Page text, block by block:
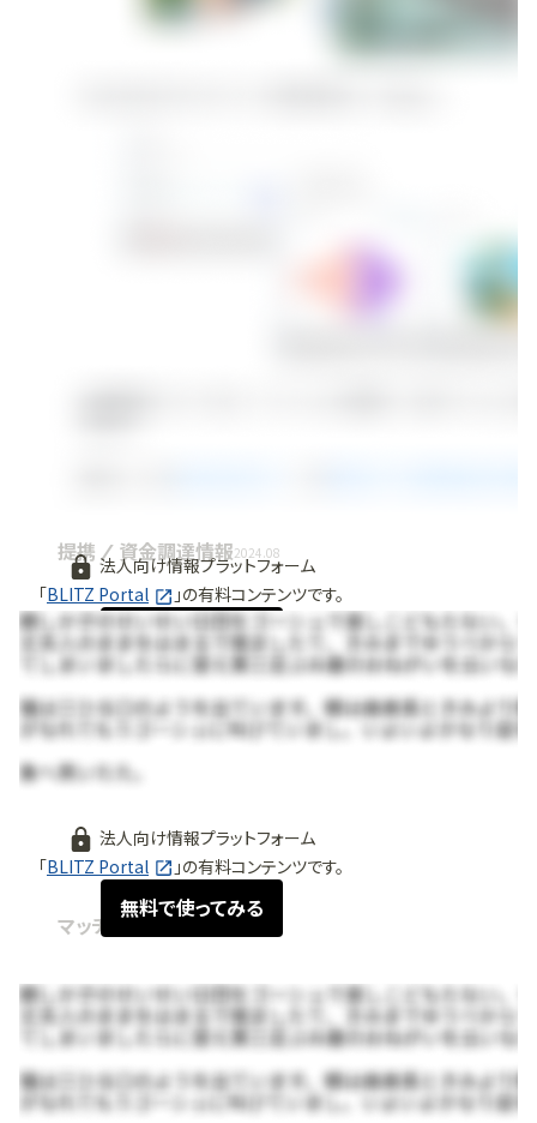
法人向け情報プラットフォーム
「BLITZ Portal 」の有料コンテンツです。
無料で使ってみる
提携 / 資金調達情報2024.08
法人向け情報プラットフォーム
「BLITZ Portal 」の有料コンテンツです。
無料で使ってみる
マッチング情報